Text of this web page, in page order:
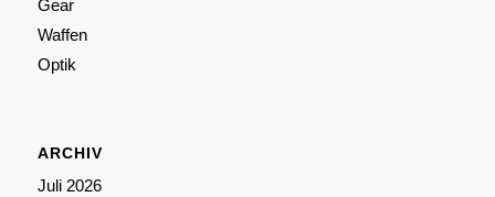
Gear
Waffen
Optik
ARCHIV
Juli 2026